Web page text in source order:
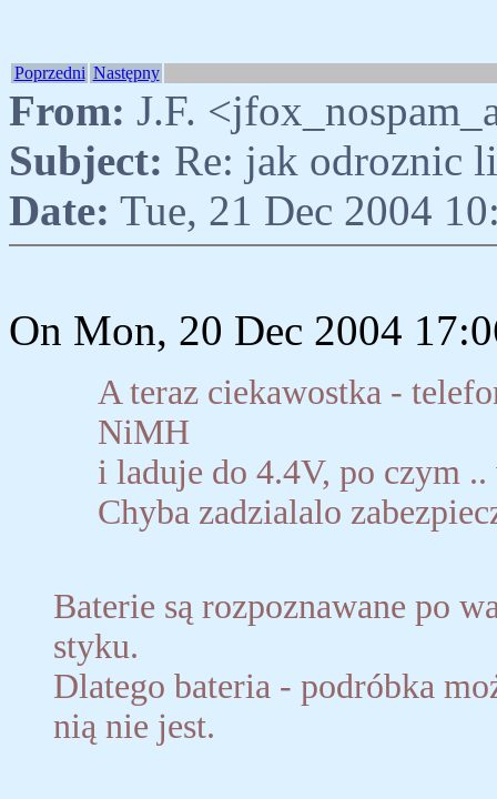
Poprzedni Następny
From: J.F.
Subject: Re: jak odroznic
Date: Tue, 21 Dec 2004
On Mon, 20 Dec 2004
A teraz ciekawostka -
NiMH
i laduje do 4.4V, po czym
Chyba zadzialalo
Baterie są rozpoznawane po
styku.
Dlatego bateria - podróbka
nią nie jest.